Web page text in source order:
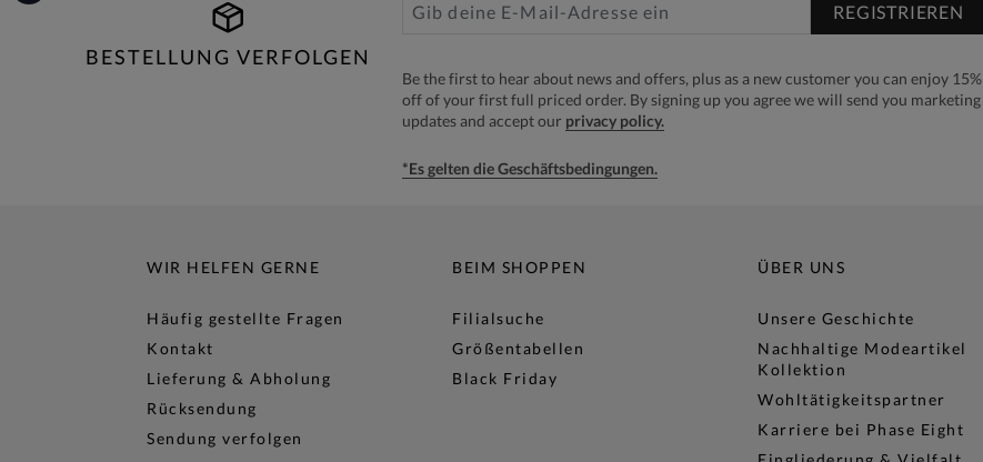
BESTELLUNG VERFOLGEN
REGISTRIEREN
Be the first to hear about news and offers, plus as a new customer you can enjoy 15%
off of your first full priced order. By signing up you agree we will send you marketing
updates and accept our privacy policy.
*Es gelten die Geschäftsbedingungen.
WIR HELFEN GERNE
Häufig gestellte Fragen
Kontakt
Lieferung & Abholung
Rücksendung
Sendung verfolgen
BEIM SHOPPEN
Filialsuche
Größentabellen
Black Friday
ÜBER UNS
Unsere Geschichte
Nachhaltige Modeartikel
Kollektion
Wohltätigkeitspartner
Karriere bei Phase Eight